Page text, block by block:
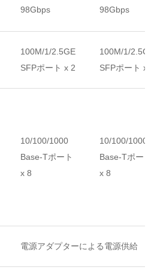
98Gbps 98Gbps
100M/1/2.5GE
SFPポート x 2
100M/1/2.5GE
SFPポート x 2
10/100/1000
Base-Tポート
x 8
10/100/1000
Base-Tポート
x 8
電源アダプターによる電源供給